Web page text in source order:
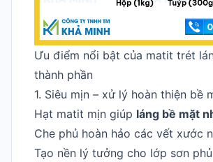
Ưu điểm nổi bật của matit trét
thành phần
1. Siêu mịn – xử lý hoàn thiện bề
Hạt matit mịn giúp láng bề mặt
Che phủ hoàn hảo các vết xước
Tạo nền lý tưởng cho lớp sơn phủ